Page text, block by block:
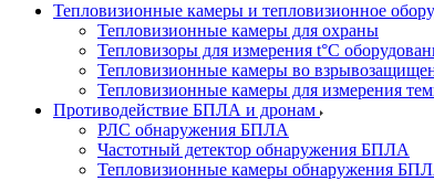
Тепловизионные камеры и тепловизионное
Тепловизионные камеры для охраны
Тепловизоры для измерения t°С
Тепловизионные камеры во
Тепловизионные камеры для измерения
Противодействие БПЛА и дронам
РЛС обнаружения БПЛА
Частотный детектор обнаружения БПЛА
Тепловизионные камеры обнаружения